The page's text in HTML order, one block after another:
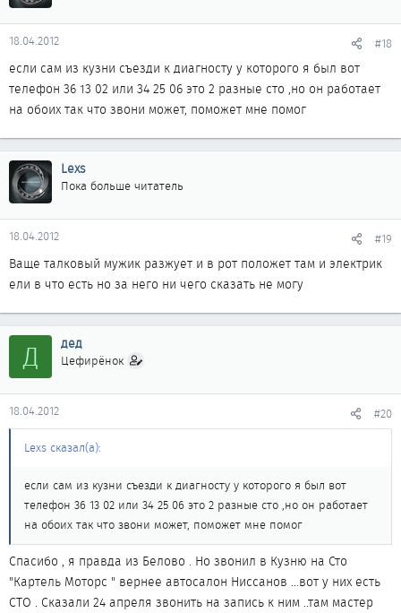
18.04.2012 #18
если сам из кузни съезди к диагносту у которого я был вот
телефон 36 13 02 или 34 25 06 это 2 разные сто ,но он работает
на обоих так что звони может, поможет мне помог
Lexs
Пока больше читатель
18.04.2012 #19
Ваще талковый мужик разжует и в рот положет там и электрик
ели в что есть но за него ни чего сказать не могу
Д дед
Цефирёнок
18.04.2012 #20
Lexs сказал(а):
если сам из кузни съезди к диагносту у которого я был вот
телефон 36 13 02 или 34 25 06 это 2 разные сто ,но он работает
на обоих так что звони может, поможет мне помог
Спасибо , я правда из Белово . Но звонил в Кузню на Сто
"Картель Моторс " вернее автосалон Ниссанов ...вот у них есть
СТО . Сказали 24 апреля звонить на запись к ним ..там мастер